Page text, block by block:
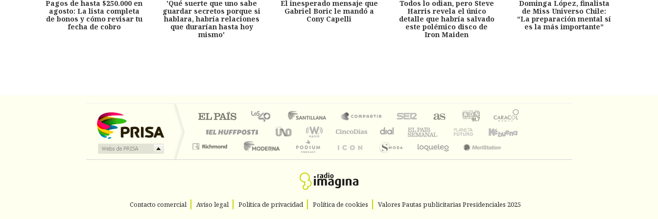
Pagos de hasta $250.000 en
agosto: La lista completa
de bonos y cómo revisar tu
fecha de cobro
'Qué suerte que uno sabe
guardar secretos porque si
hablara, habría relaciones
que durarían hasta hoy
mismo'
El inesperado mensaje que
Gabriel Boric le mandó a
Cony Capelli
Todos lo odian, pero Steve
Harris revela el único
detalle que habría salvado
este polémico disco de
Iron Maiden
Dominga López, finalista
de Miss Universo Chile:
“La preparación mental sí
es la más importante”
Contacto comercial Aviso legal Política de privacidad Política de cookies Valores Pautas publicitarias Presidenciales 2025